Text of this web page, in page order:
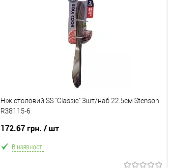
Ніж столовий SS "Classic" 3шт/наб 22.5см Stenson
R38115-6
172.67 грн. / шт
В наявності